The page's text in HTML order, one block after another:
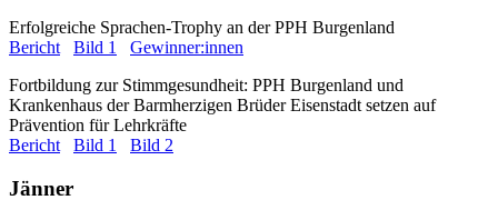
Erfolgreiche Sprachen-Trophy an der PPH Burgenland
Bericht
Bild 1
Gewinner:innen
Fortbildung zur Stimmgesundheit: PPH Burgenland und
Krankenhaus der Barmherzigen Brüder Eisenstadt setzen auf
Prävention für Lehrkräfte
Bericht
Bild 1 Bild 2
Jänner